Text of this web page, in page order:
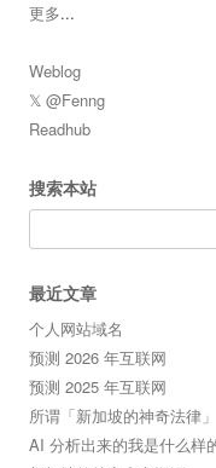
更多...
Weblog
𝕏 @Fenng
Readhub
搜索本站
for:
最近文章
个人网站域名
预测 2026 年互联网
预测 2025 年互联网
所谓「新加坡的神奇法律
AI 分析出来的我是什么样